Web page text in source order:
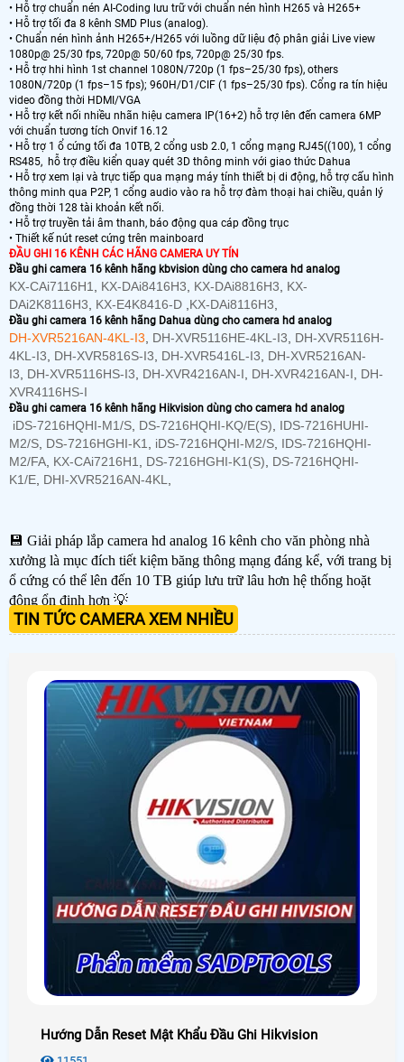
• Hỗ trợ chuẩn nén AI-Coding lưu trữ với chuẩn nén hình H265 và H265+
• Hỗ trợ tối đa 8 kênh SMD Plus (analog).
• Chuẩn nén hình ảnh H265+/H265 với luồng dữ liệu độ phân giải Live view
1080p@ 25/30 fps, 720p@ 50/60 fps, 720p@ 25/30 fps.
• Hỗ trợ hhi hình 1st channel 1080N/720p (1 fps–25/30 fps), others
1080N/720p (1 fps–15 fps); 960H/D1/CIF (1 fps–25/30 fps). Cổng ra tín hiệu
video đồng thời HDMI/VGA
• Hỗ trợ kết nối nhiều nhãn hiệu camera IP(16+2) hỗ trợ lên đến camera 6MP
với chuẩn tương tích Onvif 16.12
• Hỗ trợ 1 ổ cứng tối đa 10TB, 2 cổng usb 2.0, 1 cổng mạng RJ45((100), 1 cổng
RS485, hỗ trợ điều kiển quay quét 3D thông minh với giao thức Dahua
• Hỗ trợ xem lại và trực tiếp qua mạng máy tính thiết bị di động, hỗ trợ cấu hình
thông minh qua P2P, 1 cổng audio vào ra hỗ trợ đàm thoại hai chiều, quản lý
đồng thời 128 tài khoản kết nối.
• Hỗ trợ truyền tải âm thanh, báo động qua cáp đồng trục
• Thiết kế nút reset cứng trên mainboard
ĐẦU GHI 16 KÊNH CÁC HÃNG CAMERA UY TÍN
Đầu ghi camera 16 kênh hãng kbvision dùng cho camera hd analog
KX-CAi7116H1 KX-DAi8416H3 KX-DAi8816H3
KX-
DAi2K8116H3
KX-E4K8416-D KX-DAi8116H3
Đầu ghi camera 16 kênh hãng Dahua dùng cho camera hd analog
DH-XVR5216AN-4KL-I3 DH-XVR5116HE-4KL-I3
DH-XVR5116H-
4KL-I3
DH-XVR5816S-I3 DH-XVR5416L-I3
DH-XVR5216AN-
I3
DH-XVR5116HS-I3 DH-XVR4216AN-I DH-XVR4216AN-I
DH-
XVR4116HS-I
Đầu ghi camera 16 kênh hãng Hikvision dùng cho camera hd analog
iDS-7216HQHI-M1/S DS-7216HQHI-KQ/E(S)
IDS-7216HUHI-
M2/S DS-7216HGHI-K1 iDS-7216HQHI-M2/S IDS-7216HQHI-
M2/FA KX-CAi7216H1 DS-7216HGHI-K1(S)
DS-7216HQHI-
K1/E DHI-XVR5216AN-4KL
💾 Giải pháp lắp camera hd analog 16 kênh cho văn phòng nhà
xưởng là mục đích tiết kiệm băng thông mạng đáng kể, với trang bị
ổ cứng có thể lên đến 10 TB giúp lưu trữ lâu hơn hệ thống hoặt
động ổn định hơn 💡
TIN TỨC CAMERA XEM NHIỀU
Hướng Dẫn Reset Mật Khẩu Đầu Ghi Hikvision